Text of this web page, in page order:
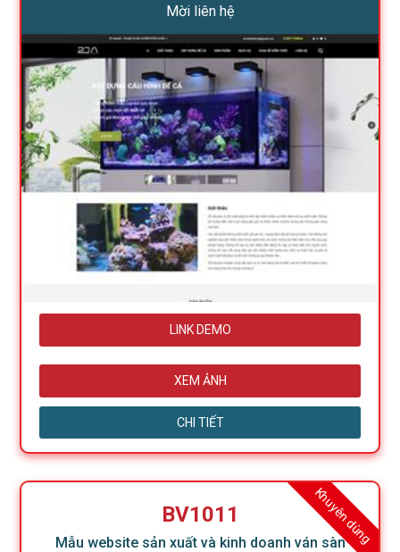
Mời liên hệ
LINK DEMO
XEM ẢNH
CHI TIẾT
Khuyên dùng
BV1011
Mẫu website sản xuất và kinh doanh ván sàn